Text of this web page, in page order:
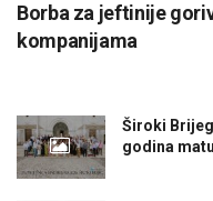
Borba za jeftinije
kompanijama
Široki
godina